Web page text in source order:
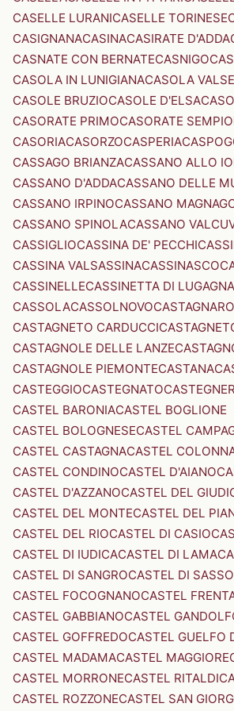
CASELLE LURANICASELLE TORINESE
CASIGNANACASINACASIRATE D'ADDA
CASNATE CON BERNATECASNIGO
CASOLA IN LUNIGIANACASOLA
CASOLE BRUZIOCASOLE D'ELSA
CASORATE PRIMOCASORATE
CASORIACASORZOCASPERIA
CASSAGO BRIANZACASSANO ALLO
CASSANO D'ADDACASSANO DELLE
CASSANO IRPINOCASSANO
CASSANO SPINOLACASSANO
CASSIGLIOCASSINA DE' PECCHI
CASSINA VALSASSINACASSINASCO
CASSINELLECASSINETTA DI
CASSOLACASSOLNOVOCASTAGNARO
CASTAGNETO CARDUCCI
CASTAGNOLE DELLE LANZE
CASTAGNOLE PIEMONTECASTANA
CASTEGGIOCASTEGNATO
CASTEL BARONIACASTEL BOGLIONE
CASTEL BOLOGNESECASTEL
CASTEL CASTAGNACASTEL
CASTEL CONDINOCASTEL D'AIANO
CASTEL D'AZZANOCASTEL DEL
CASTEL DEL MONTECASTEL DEL
CASTEL DEL RIOCASTEL DI CASIO
CASTEL DI IUDICACASTEL DI LAMA
CASTEL DI SANGROCASTEL DI SASSO
CASTEL FOCOGNANOCASTEL
CASTEL GABBIANOCASTEL
CASTEL GOFFREDOCASTEL GUELFO
CASTEL MADAMACASTEL MAGGIORE
CASTEL MORRONECASTEL RITALDI
CASTEL ROZZONECASTEL SAN